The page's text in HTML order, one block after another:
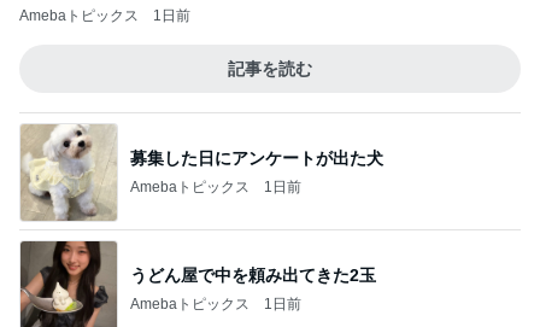
Amebaトピックス 1日前
記事を読む
募集した日にアンケートが出た犬
Amebaトピックス 1日前
うどん屋で中を頼み出てきた2玉
Amebaトピックス 1日前